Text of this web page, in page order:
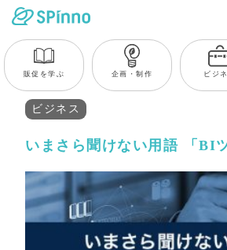
販促を学ぶ 企画・制作 ビジ
ビジネス
いまさら聞けない用語 「BI